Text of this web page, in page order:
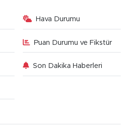
Hava Durumu
Puan Durumu ve Fikstür
Son Dakika Haberleri